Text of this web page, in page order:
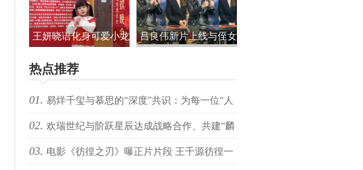
王妍晓语化身可爱小龙
家送来新春祝福
吕良伟新片上线与侄女
汉父亲的铁汉柔情
热点推荐
01. 易烊千玺与慕思的“深度”共识：为每一位“人
生向上者”续航
02. 欢瑞世纪与阶跃星辰达成战略合作、共建“麟
跃”AI联合实验室
03. 电影《彷徨之刃》曝正片片段 王千源彷徨一